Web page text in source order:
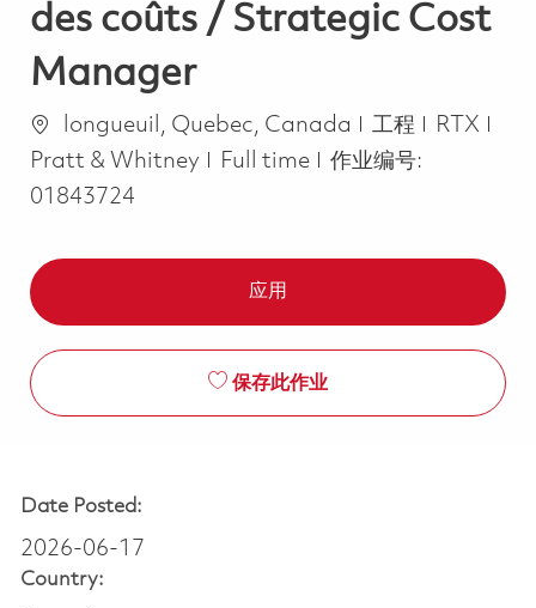
des coûts / Strategic Cost
Manager
位置longueuil, Quebec, Canada 类别
工程
RTX
Pratt & Whitney
Job Type
Full time
作业编号:
01843724
应用
保存此作业
Date Posted:
2026-06-17
Country: